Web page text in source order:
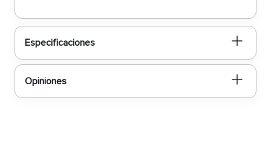
Especificaciones
Opiniones